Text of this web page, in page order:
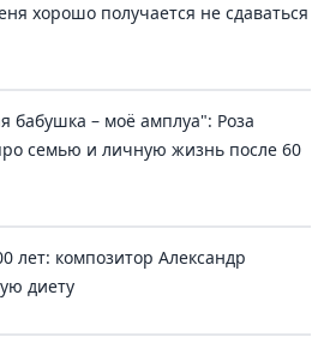
хорошо получается не сдаваться
бабушка – моё амплуа": Роза
семью и личную жизнь после 60
лет: композитор Александр
диету